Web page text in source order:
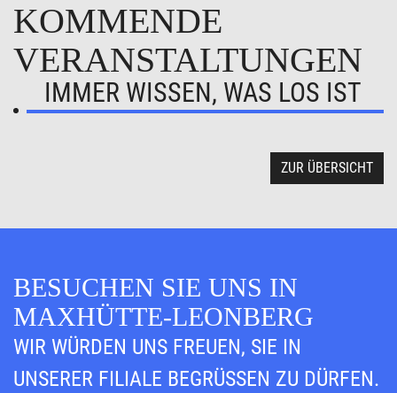
KOMMENDE
VERANSTALTUNGEN
IMMER WISSEN, WAS LOS IST
ZUR ÜBERSICHT
BESUCHEN SIE UNS IN
MAXHÜTTE-LEONBERG
WIR WÜRDEN UNS FREUEN, SIE IN
UNSERER FILIALE BEGRÜSSEN ZU DÜRFEN.